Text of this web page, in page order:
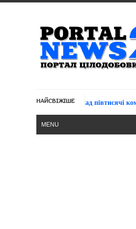
НАЙСВІЖІШЕ
знищенно понад півтисячі
MENU